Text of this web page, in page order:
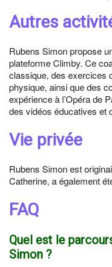
Autres
Rubens Simon propose
plateforme Climby. Ce
classique, des exercices
physique, ainsi que des
expérience à l’Opéra de
des vidéos éducatives et
Vie privée
Rubens Simon est
Catherine, a également
FAQ
Quel est le
Simon ?